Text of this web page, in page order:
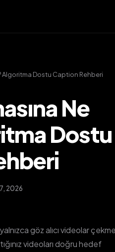
Algoritma Dostu Caption Rehberi
Ne
Dostu
2026
göz alıcı videolar
videoları doğru hedef